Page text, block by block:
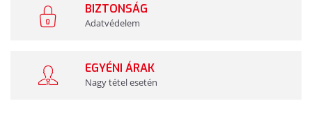
BIZTONSÁG
Adatvédelem
EGYÉNI ÁRAK
Nagy tétel esetén